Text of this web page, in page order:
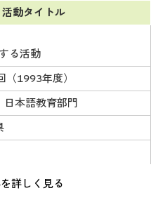
動タイトル
る活動
（1993年度）
日本語教育部門
詳しく見る